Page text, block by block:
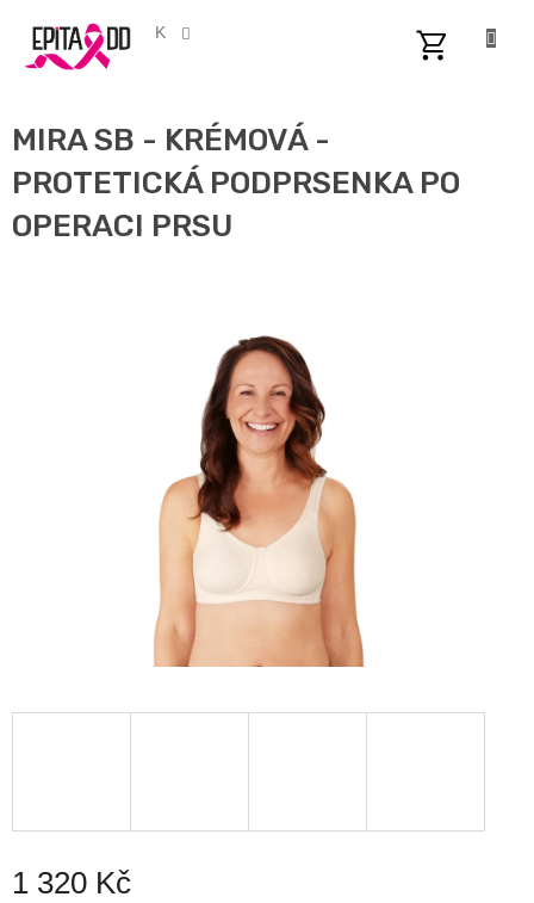
obsah
CZK
MIRA SB - KRÉMOVÁ -
PROTETICKÁ PODPRSENKA PO
OPERACI PRSU
1 320 Kč